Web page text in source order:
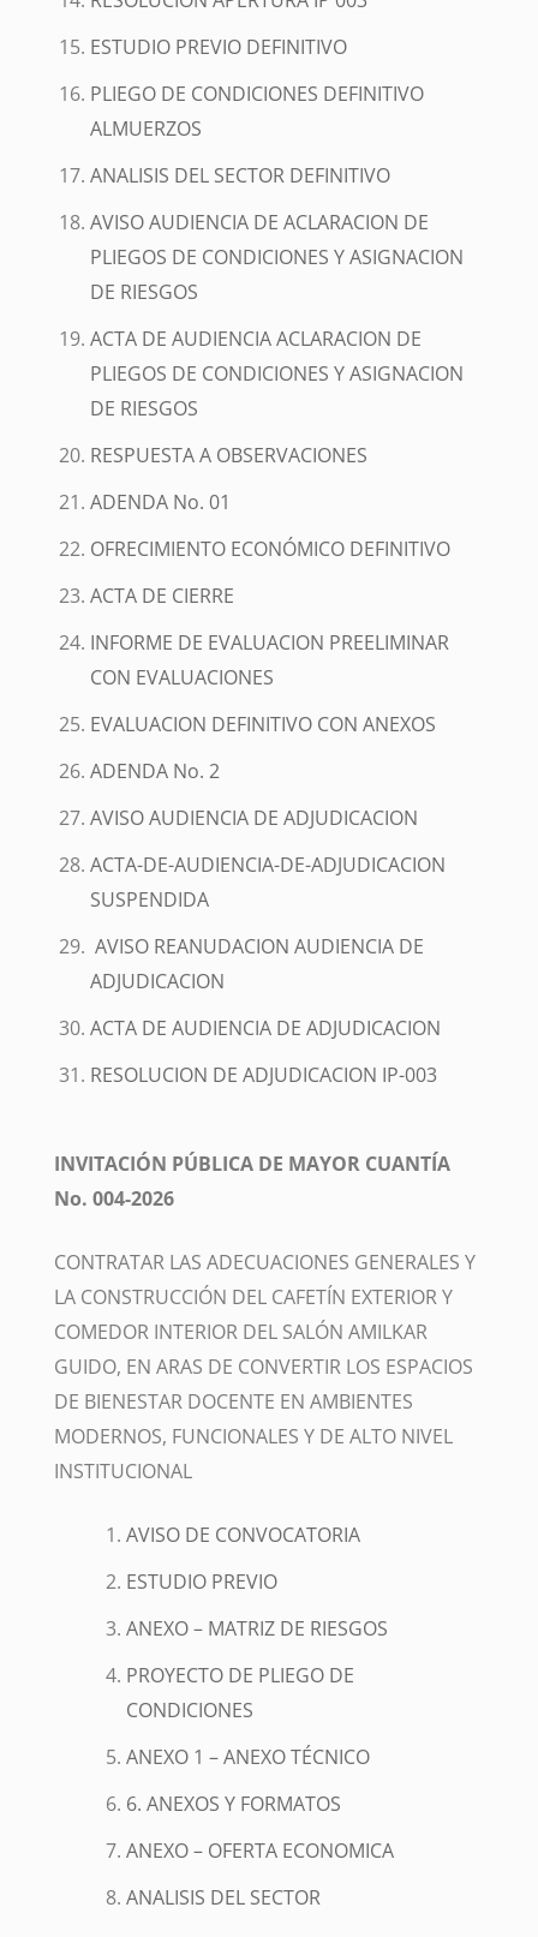
ESTUDIO PREVIO DEFINITIVO
PLIEGO DE CONDICIONES DEFINITIVO
ALMUERZOS
ANALISIS DEL SECTOR DEFINITIVO
AVISO AUDIENCIA DE ACLARACION DE
PLIEGOS DE CONDICIONES Y ASIGNACION
DE RIESGOS
ACTA DE AUDIENCIA ACLARACION DE
PLIEGOS DE CONDICIONES Y ASIGNACION
DE RIESGOS
RESPUESTA A OBSERVACIONES
ADENDA No. 01
OFRECIMIENTO ECONÓMICO DEFINITIVO
ACTA DE CIERRE
INFORME DE EVALUACION PREELIMINAR
CON EVALUACIONES
EVALUACION DEFINITIVO CON ANEXOS
ADENDA No. 2
AVISO AUDIENCIA DE ADJUDICACION
ACTA-DE-AUDIENCIA-DE-ADJUDICACION
SUSPENDIDA
AVISO REANUDACION AUDIENCIA DE
ADJUDICACION
ACTA DE AUDIENCIA DE ADJUDICACION
RESOLUCION DE ADJUDICACION IP-003
INVITACIÓN PÚBLICA DE MAYOR CUANTÍA
No. 004-2026
CONTRATAR LAS ADECUACIONES GENERALES Y
LA CONSTRUCCIÓN DEL CAFETÍN EXTERIOR Y
COMEDOR INTERIOR DEL SALÓN AMILKAR
GUIDO, EN ARAS DE CONVERTIR LOS ESPACIOS
DE BIENESTAR DOCENTE EN AMBIENTES
MODERNOS, FUNCIONALES Y DE ALTO NIVEL
INSTITUCIONAL
AVISO DE CONVOCATORIA
ESTUDIO PREVIO
ANEXO – MATRIZ DE RIESGOS
PROYECTO DE PLIEGO DE
CONDICIONES
ANEXO 1 – ANEXO TÉCNICO
6. ANEXOS Y FORMATOS
ANEXO – OFERTA ECONOMICA
ANALISIS DEL SECTOR